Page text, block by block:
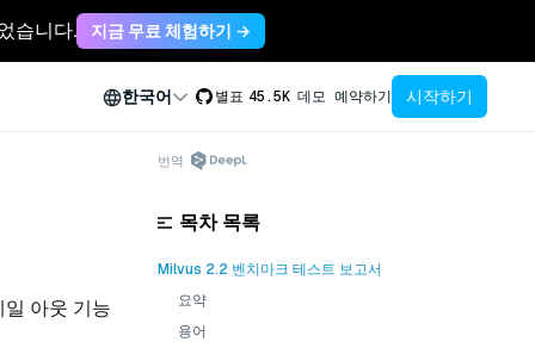
습니다. 지금 무료 체험하기 →
한국어 별표 45.5K 데모 예약하기 시작하기
아웃 기능
번역
목차 목록
Milvus 2.2 벤치마크 테스트 보고서
요약
용어